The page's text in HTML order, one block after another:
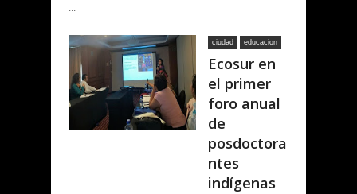
...
ciudad educacion
Ecosur en
el primer
foro anual
de
posdoctora
ntes
indígenas